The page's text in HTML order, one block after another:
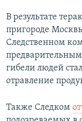
В результате
пригороде
Следственном
гибели людей
отравление
Также Следком